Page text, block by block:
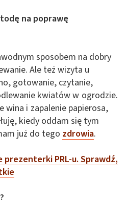
na poprawę
sposobem na dobry
Ale też wizyta u
gotowanie, czytanie,
kwiatów w ogrodzie.
wina i zapalenie papierosa,
kiedy oddam się tym
już do tego zdrowia.
prezenterki PRL-u. Sprawdź,